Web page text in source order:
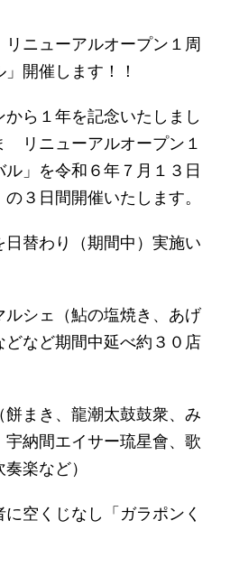
ニューアルオープン１周
開催します！！
ら１年を記念いたしまし
リニューアルオープン１
」を令和６年７月１３日
３日間開催いたします。
替わり（期間中）実施い
ルシェ（鮎の塩焼き、あげ
など期間中延べ約３０店
餅まき、龍潮太鼓鼓衆、み
納間エイサー琉星會、歌
楽など）
空くじなし「ガラポンく